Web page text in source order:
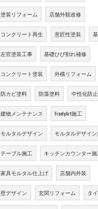
塗装リフォーム 店舗外観改修
コンクリート再生 意匠性塗装
左官塗装工事 基礎ひび割れ補修
コンクリート塗装 外構リフォーム
防カビ塗料 防藻塗料 中性化防止
建物メンテナンス FreelyArt施工
モルタルデザイン モルタルデザイン
テーブル施工 キッチンカウンター施
家具モルタル仕上げ 店舗内外装
壁デザイン 玄関リフォーム タ